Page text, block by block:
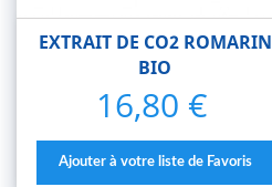
EXTRAIT DE CO2 ROMARIN
BIO
Prix
16,80 €
Ajouter à votre liste de Favoris